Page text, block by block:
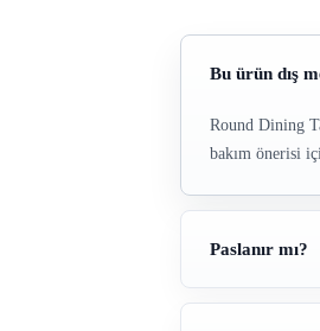
Bu ürün dış
Round Dining
bakım önerisi
Paslanır mı?